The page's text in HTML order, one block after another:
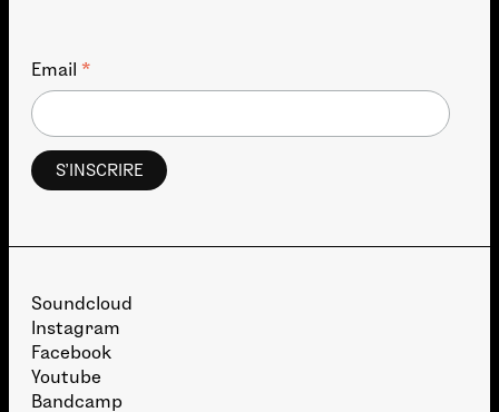
Email *
Soundcloud
Instagram
Facebook
Youtube
Bandcamp